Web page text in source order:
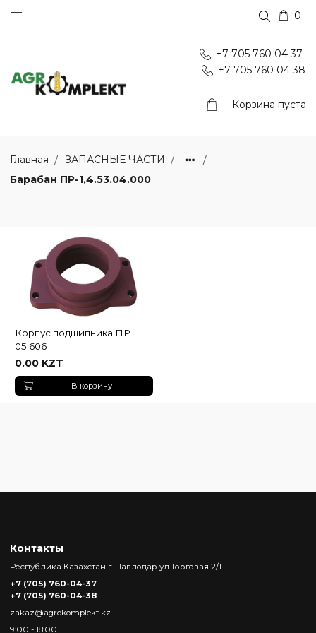
0
+7 705 760 04 37
+7 705 760 04 38
Корзина пуста
Главная
ЗАПАСНЫЕ ЧАСТИ
Барабан ПР-1,4.53.04.000
Корпус подшипника ПР
05.606
0.00 KZT
В корзину
Контакты
Республика Казахстан г. Павлодар ул.Торговая 2/1
+7 (705) 760-04-37
+7 (705) 760-04-38
zakaz@agrokomplekt.kz
9:00 - 18:00